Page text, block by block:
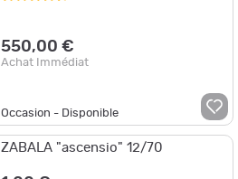
550,00 €
Achat Immédiat
Occasion - Disponible
ZABALA "ascensio" 12/70